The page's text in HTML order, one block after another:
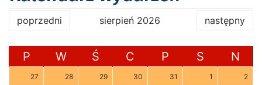
poprzedni sierpień 2026 następny
P W Ś C P S N
27 28 29 30 31 1 2